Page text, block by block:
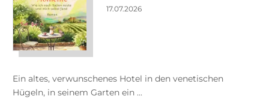
17.07.2026
Ein altes, verwunschenes Hotel in den venetischen
Hügeln, in seinem Garten ein ...